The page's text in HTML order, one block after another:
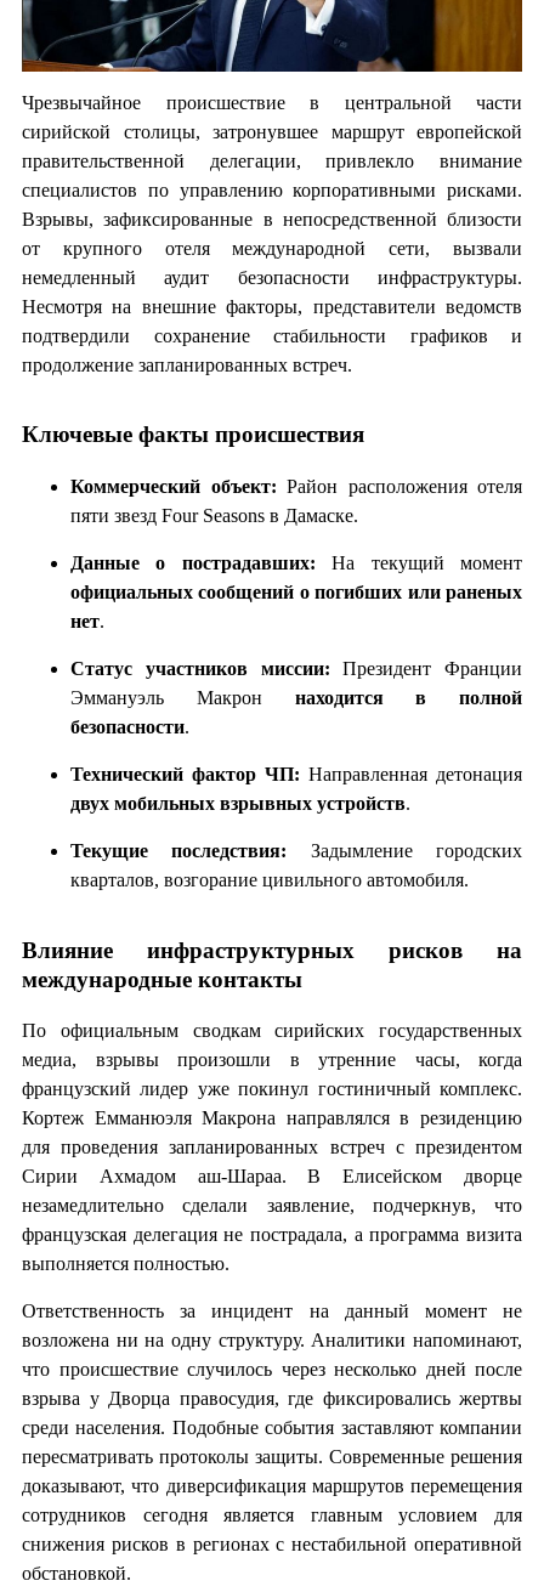
Чрезвычайное происшествие в центральной части
сирийской столицы, затронувшее маршрут европейской
правительственной делегации, привлекло внимание
специалистов по управлению корпоративными рисками.
Взрывы, зафиксированные в непосредственной близости
от крупного отеля международной сети, вызвали
немедленный аудит безопасности инфраструктуры.
Несмотря на внешние факторы, представители ведомств
подтвердили сохранение стабильности графиков и
продолжение запланированных встреч.
Ключевые факты происшествия
Коммерческий объект: Район расположения отеля
пяти звезд Four Seasons в Дамаске.
Данные о пострадавших: На текущий момент
официальных сообщений о погибших или раненых
нет.
Статус участников миссии: Президент Франции
Эммануэль Макрон находится в полной
безопасности.
Технический фактор ЧП: Направленная детонация
двух мобильных взрывных устройств.
Текущие последствия: Задымление городских
кварталов, возгорание цивильного автомобиля.
Влияние инфраструктурных рисков на
международные контакты
По официальным сводкам сирийских государственных
медиа, взрывы произошли в утренние часы, когда
французский лидер уже покинул гостиничный комплекс.
Кортеж Емманюэля Макрона направлялся в резиденцию
для проведения запланированных встреч с президентом
Сирии Ахмадом аш-Шараа. В Елисейском дворце
незамедлительно сделали заявление, подчеркнув, что
французская делегация не пострадала, а программа визита
выполняется полностью.
Ответственность за инцидент на данный момент не
возложена ни на одну структуру. Аналитики напоминают,
что происшествие случилось через несколько дней после
взрыва у Дворца правосудия, где фиксировались жертвы
среди населения. Подобные события заставляют компании
пересматривать протоколы защиты. Современные решения
доказывают, что диверсификация маршрутов перемещения
сотрудников сегодня является главным условием для
снижения рисков в регионах с нестабильной оперативной
обстановкой.